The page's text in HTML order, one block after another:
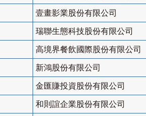
壹畫影業股份有限公司
瑞聯生態科技股份有限公司
高境界餐飲國際股份有限公司
新鴻股份有限公司
金匯賺投資股份有限公司
和則誼企業股份有限公司